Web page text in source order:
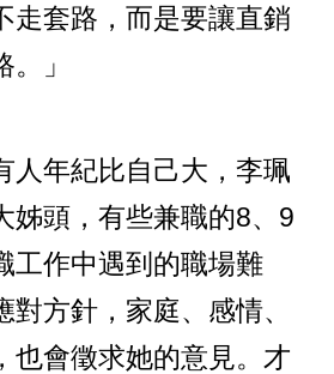
走套路，而是要讓直銷
。」
人年紀比自己大，李珮
姊頭，有些兼職的8、9
工作中遇到的職場難
對方針，家庭、感情、
也會徵求她的意見。才